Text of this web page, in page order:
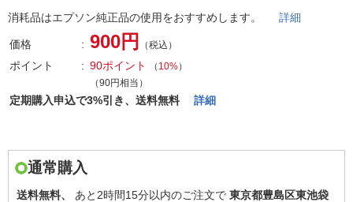
消耗品はエプソン純正品の使用をおすすめします。 詳細
価格 900円 （税込）
ポイント 90ポイント （ 10%）
（90円相当）
定期購入申込で3%引き、送料無料 詳細
通常購入
送料無料、 あと 2時間15分以内のご注文で 東京都豊島区東池袋